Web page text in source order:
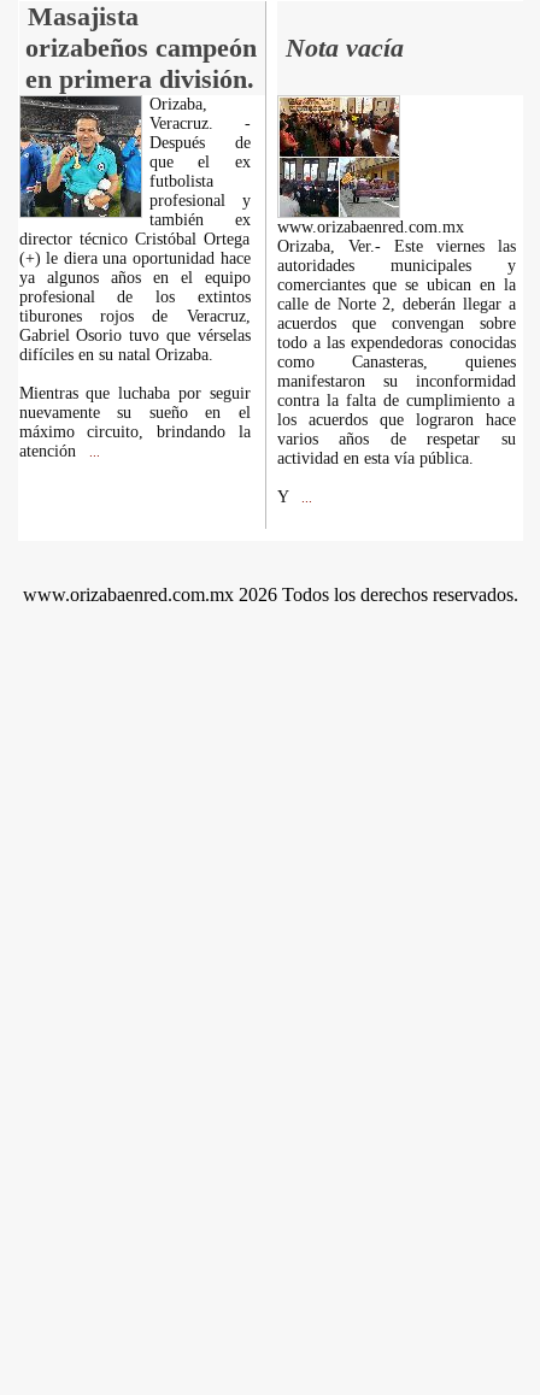
Masajista
orizabeños campeón
en primera división.
Nota vacía
Orizaba,
Veracruz. -
Después de
que el ex
futbolista
profesional y
también ex
director técnico Cristóbal Ortega
(+) le diera una oportunidad hace
ya algunos años en el equipo
profesional de los extintos
tiburones rojos de Veracruz,
Gabriel Osorio tuvo que vérselas
difíciles en su natal Orizaba.
Mientras que luchaba por seguir
nuevamente su sueño en el
máximo circuito, brindando la
atención
www.orizabaenred.com.mx
Orizaba, Ver.- Este viernes las
autoridades municipales y
comerciantes que se ubican en la
calle de Norte 2, deberán llegar a
acuerdos que convengan sobre
todo a las expendedoras conocidas
como Canasteras, quienes
manifestaron su inconformidad
contra la falta de cumplimiento a
los acuerdos que lograron hace
varios años de respetar su
actividad en esta vía pública.
Y
www.orizabaenred.com.mx 2026 Todos los derechos reservados.